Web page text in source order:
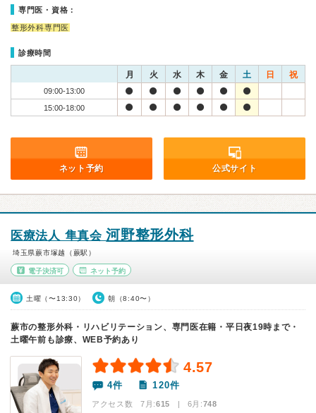
専門医・資格：
整形外科専門医
診療時間
月 火 水 木 金 土 日 祝
09:00-13:00
15:00-18:00
ネット予約 公式サイト
医療法人 隼真会河野整形外科
埼玉県蕨市塚越（蕨駅）
電子決済可 ネット予約
土曜（〜13:30） 朝（8:40〜）
蕨市の整形外科・リハビリテーション、専門医在籍・平日夜19時まで・
土曜午前も診療、WEB予約あり
4.57
4件 120件
アクセス数 7月:615 | 6月:748